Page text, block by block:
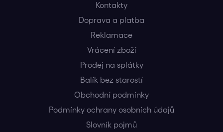
Kontakty
Doprava a platba
Reklamace
Vrácení zboží
Prodej na splátky
Balík bez starostí
Obchodní podmínky
Podmínky ochrany osobních údajů
Slovník pojmů